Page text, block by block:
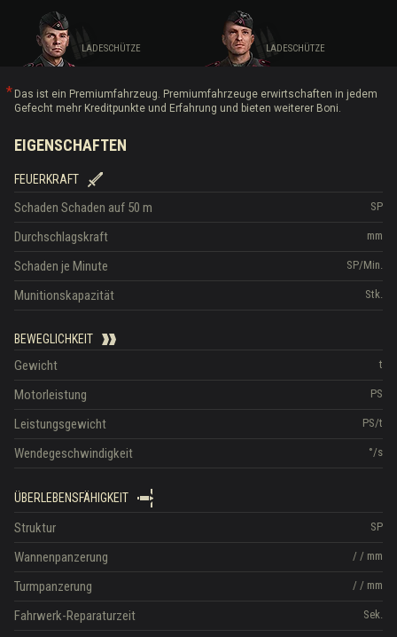
LADESCHÜTZE LADESCHÜTZE
Das ist ein Premiumfahrzeug. Premiumfahrzeuge erwirtschaften in jedem
Gefecht mehr Kreditpunkte und Erfahrung und bieten weiterer Boni.
EIGENSCHAFTEN
FEUERKRAFT
SP
Schaden Schaden auf 50 m
mm
Durchschlagskraft
SP/Min.
Schaden je Minute
Stk.
Munitionskapazität
BEWEGLICHKEIT
t
Gewicht
PS
Motorleistung
PS/t
Leistungsgewicht
°/s
Wendegeschwindigkeit
ÜBERLEBENSFÄHIGKEIT
SP
Struktur
/ / mm
Wannenpanzerung
/ / mm
Turmpanzerung
Sek.
Fahrwerk-Reparaturzeit